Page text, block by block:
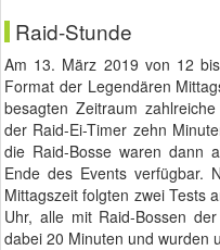
Raid-Stunde
Am 13. März 2019 von 12
Format der Legendären
besagten Zeitraum
der Raid-Ei-Timer zehn
die Raid-Bosse waren dann
Ende des Events verfügbar.
Mittagszeit folgten zwei Tests
Uhr, alle mit Raid-Bossen
dabei 20 Minuten und wurden